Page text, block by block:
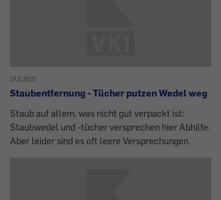
27.5.2021
Staubentfernung - Tücher putzen Wedel weg
Staub auf allem, was nicht gut verpackt ist:
Staubwedel und -tücher versprechen hier Abhilfe.
Aber leider sind es oft leere Versprechungen.